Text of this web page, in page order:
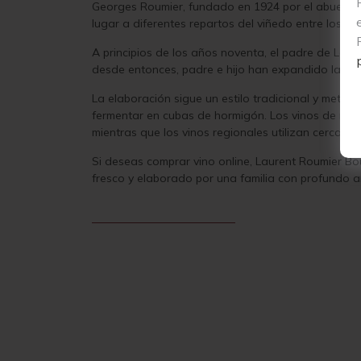
Georges Roumier, fundado en 1924 por el
lugar a diferentes repartos del viñedo entre los
A principios de los años noventa, el padre de
desde entonces, padre e hijo han expandido la
La elaboración sigue un estilo tradicional y
fermentar en cubas de hormigón. Los vinos de
mientras que los vinos regionales utilizan cerca del
Si deseas comprar vino online, Laurent Roumier
fresco y elaborado por una familia con profundo